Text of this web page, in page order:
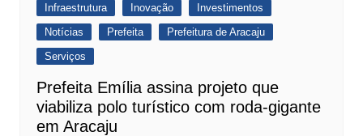
Infraestrutura
Inovação
Investimentos
Notícias
Prefeita
Prefeitura de Aracaju
Serviços
Prefeita Emília assina projeto que
viabiliza polo turístico com roda-gigante
em Aracaju